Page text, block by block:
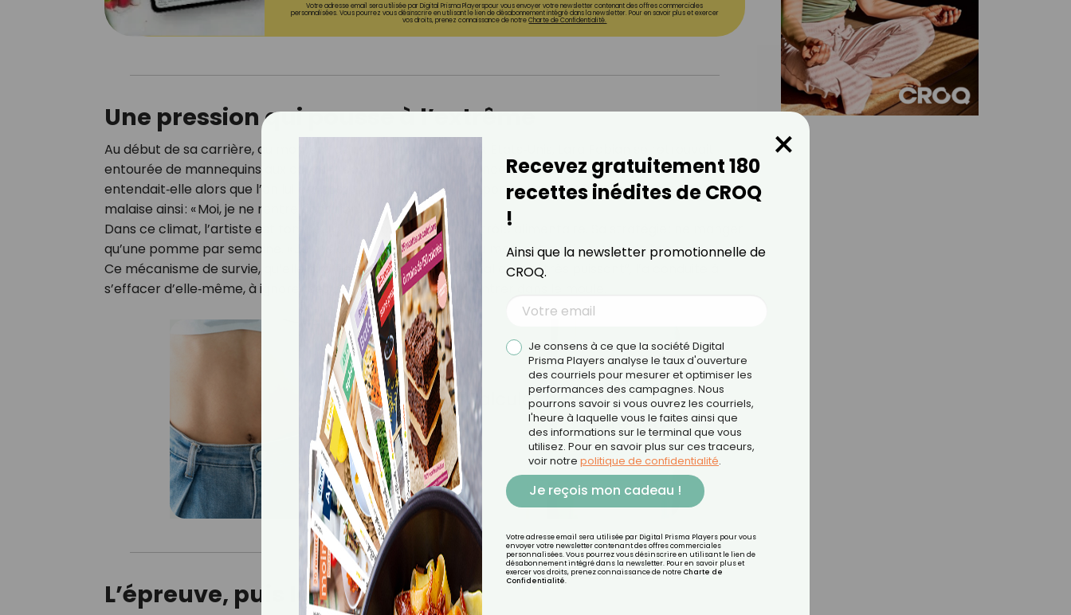
Votre adresse email sera utilisée par Digital Prisma Playerspour vous envoyer votre newsletter contenant des offres commerciales
personnalisées. Vous pourrez vous désinscrire en utilisant le lien de désabonnement intégré dans la newsletter. Pour en savoir plus et exercer
vos droits, prenez connaissance de notreCharte de Confidentialité.
Une pression qui pousse à l’extrême
Au début de sa carrière, au moment de tenter sa chance aux États‑Unis, Lara Fabian se retrouvait
entourée de mannequins aux corps irréels. « Jamais assez mince », « jamais assez blonde »,
entendait‑elle alors que l’on lui proposait des vêtements « importables, taille 0 ». Elle résume ce
malaise ainsi : « Moi, je ne rentre dans rien. »
Dans ce climat, l’artiste est tombée dans l’obsession de contrôle alimentaire. Sa stratégie : ne manger
qu’une pomme par semaine. « Je me disais que ça suffisait, du moment que je buvais de l’eau. »
Ce mécanisme de survie, qu’elle qualifie elle‑même de “mental animal très puissant”, l’a conduite à
s’effacer d’elle‑même, à ignorer ses besoins, pour tenter d’entrer dans le moule.
L’épreuve, puis la renaissance
×
Recevez gratuitement 180
recettes inédites de CROQ
!
Ainsi que la newsletter promotionnelle de
CROQ.
Je consens à ce que la société Digital
Prisma Players analyse le taux d'ouverture
des courriels pour mesurer et optimiser les
performances des campagnes. Nous
pourrons savoir si vous ouvrez les courriels,
l'heure à laquelle vous le faites ainsi que
des informations sur le terminal que vous
utilisez. Pour en savoir plus sur ces traceurs,
voir notre politique de confidentialité.
Je reçois mon cadeau !
Votre adresse email sera utilisée par Digital Prisma Players pour vous
envoyer votre newsletter contenant des offres commerciales
personnalisées. Vous pourrez vous désinscrire en utilisant le lien de
désabonnement intégré dans la newsletter. Pour en savoir plus et
exercer vos droits, prenez connaissance de notre Charte de
Confidentialité.